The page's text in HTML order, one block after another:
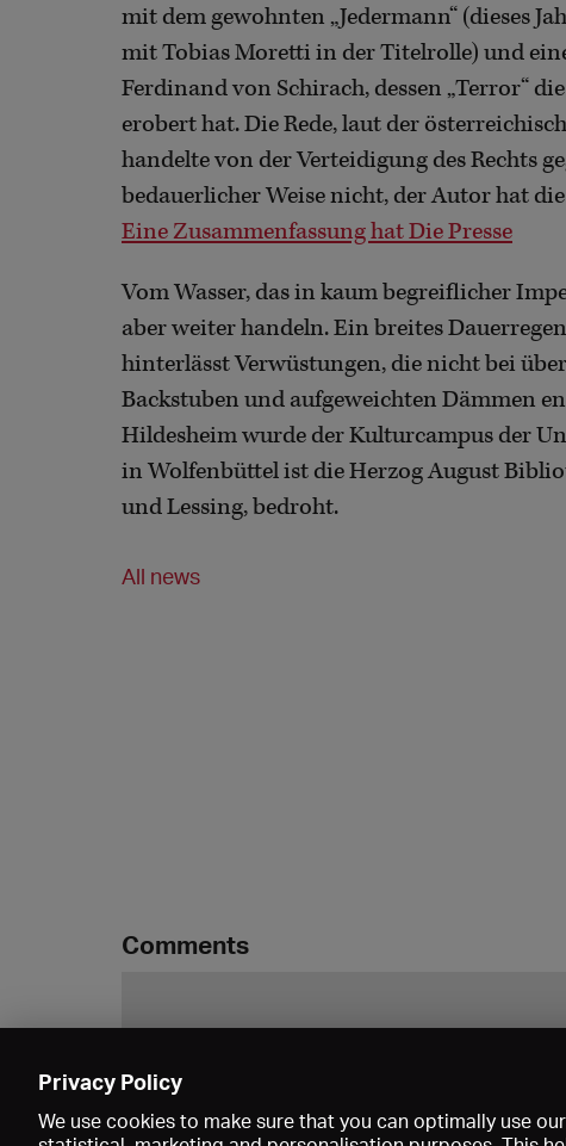
mit dem gewohnten „Jedermann“ (dieses
mit Tobias Moretti in der Titelrolle) und
Ferdinand von Schirach, dessen „Terror“
erobert hat. Die Rede, laut der
handelte von der Verteidigung des Rechts
bedauerlicher Weise nicht, der Autor hat
Eine Zusammenfassung hat Die Presse
Vom Wasser, das in kaum begreiflicher
aber weiter handeln. Ein breites
hinterlässt Verwüstungen, die nicht bei
Backstuben und aufgeweichten Dämmen
Hildesheim wurde der Kulturcampus der
in Wolfenbüttel ist die Herzog August
und Lessing, bedroht.
All news
Comments
Privacy Policy
We use cookies to make sure that you can optimally use